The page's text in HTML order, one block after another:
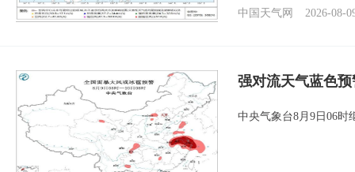
中国天气网 2026-08-
强对流天气蓝色
中央气象台8月9日06时